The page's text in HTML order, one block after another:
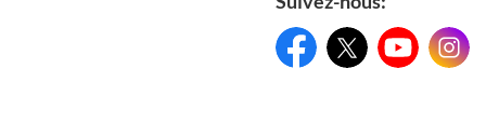
Facebook:FacebookPageName
X: @XAccount
YouTube: